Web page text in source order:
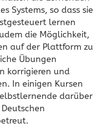
Systems, so dass sie
lernen
die Möglichkeit,
auf der Plattform zu
Übungen
korrigieren und
In einigen Kursen
darüber